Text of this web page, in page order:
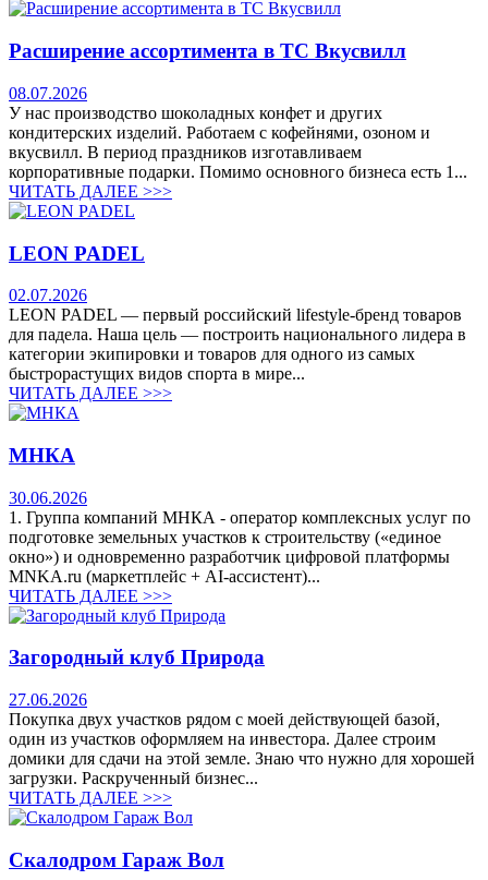
Расширение ассортимента в ТС Вкусвилл
08.07.2026
У нас производство шоколадных конфет и других
кондитерских изделий. Работаем с кофейнями, озоном и
вкусвилл. В период праздников изготавливаем
корпоративные подарки. Помимо основного бизнеса есть 1...
ЧИТАТЬ ДАЛЕЕ >>>
LEON PADEL
02.07.2026
LEON PADEL — первый российский lifestyle-бренд товаров
для падела. Наша цель — построить национального лидера в
категории экипировки и товаров для одного из самых
быстрорастущих видов спорта в мире...
ЧИТАТЬ ДАЛЕЕ >>>
МНКА
30.06.2026
1. Группа компаний МНКА - оператор комплексных услуг по
подготовке земельных участков к строительству («единое
окно») и одновременно разработчик цифровой платформы
MNKA.ru (маркетплейс + AI-ассистент)...
ЧИТАТЬ ДАЛЕЕ >>>
Загородный клуб Природа
27.06.2026
Покупка двух участков рядом с моей действующей базой,
один из участков оформляем на инвестора. Далее строим
домики для сдачи на этой земле. Знаю что нужно для хорошей
загрузки. Раскрученный бизнес...
ЧИТАТЬ ДАЛЕЕ >>>
Скалодром Гараж Вол